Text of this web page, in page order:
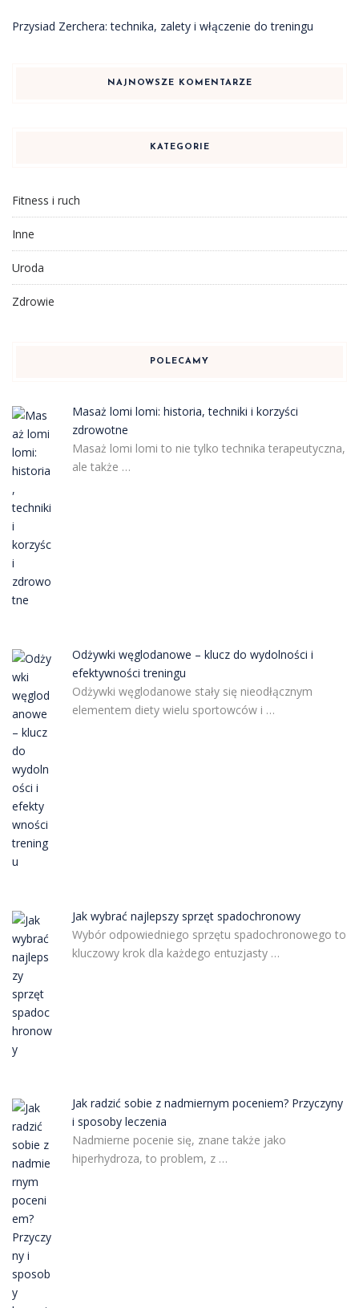
Przysiad Zerchera: technika, zalety i włączenie do treningu
NAJNOWSZE KOMENTARZE
KATEGORIE
Fitness i ruch
Inne
Uroda
Zdrowie
POLECAMY
Masaż lomi lomi: historia, techniki i korzyści
zdrowotne
Masaż lomi lomi to nie tylko technika terapeutyczna,
ale także …
Odżywki węglodanowe – klucz do wydolności i
efektywności treningu
Odżywki węglodanowe stały się nieodłącznym
elementem diety wielu sportowców i …
Jak wybrać najlepszy sprzęt spadochronowy
Wybór odpowiedniego sprzętu spadochronowego to
kluczowy krok dla każdego entuzjasty …
Jak radzić sobie z nadmiernym poceniem? Przyczyny
i sposoby leczenia
Nadmierne pocenie się, znane także jako
hiperhydroza, to problem, z …